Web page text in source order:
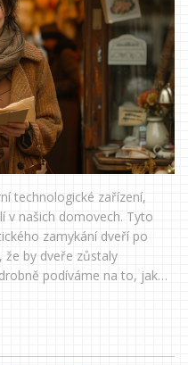
technologické zařízení,
v našich domovech. Tyto
zamykání dveří po
že by dveře zůstaly
podíváme na to, jak
jejich typy a jaké
také diskutovat o tom,
zámek pro vaši